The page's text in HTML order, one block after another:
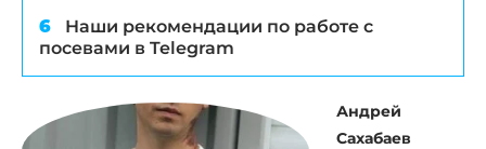
Наши рекомендации по работе с
посевами в Telegram
Андрей
Сахабаев